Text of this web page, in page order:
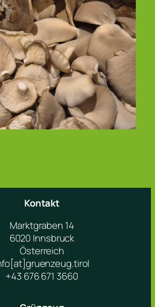
Kontakt
Marktgraben 14
6020 Innsbruck
Österreich
+43 676 671 3660